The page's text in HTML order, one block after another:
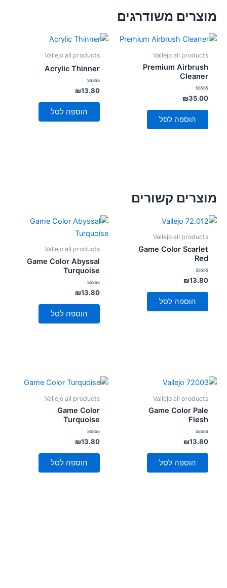
מוצרים משודרגים
Vallejo all products
Premium Airbrush
Cleaner
דורג
0
מתוך
₪35.00
הוספה לסל
Vallejo all products
Acrylic Thinner
דורג
0
מתוך
₪13.80
הוספה לסל
מוצרים קשורים
Vallejo all products
Game Color Scarlet
Red
דורג
0
מתוך
₪13.80
הוספה לסל
Vallejo all products
Game Color Abyssal
Turquoise
דורג
0
מתוך
₪13.80
הוספה לסל
Vallejo all products
Game Color Pale
Flesh
דורג
0
מתוך
₪13.80
הוספה לסל
Vallejo all products
Game Color
Turquoise
דורג
0
מתוך
₪13.80
הוספה לסל